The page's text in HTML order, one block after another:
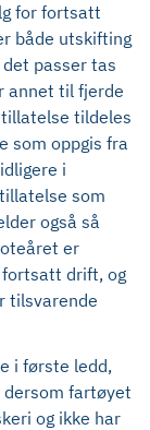
for fortsatt
både utskifting
passer tas
annet til fjerde
tildeles
som oppgis fra
i
som
også så
er
drift, og
tilsvarende
i første ledd,
fartøyet
og ikke har